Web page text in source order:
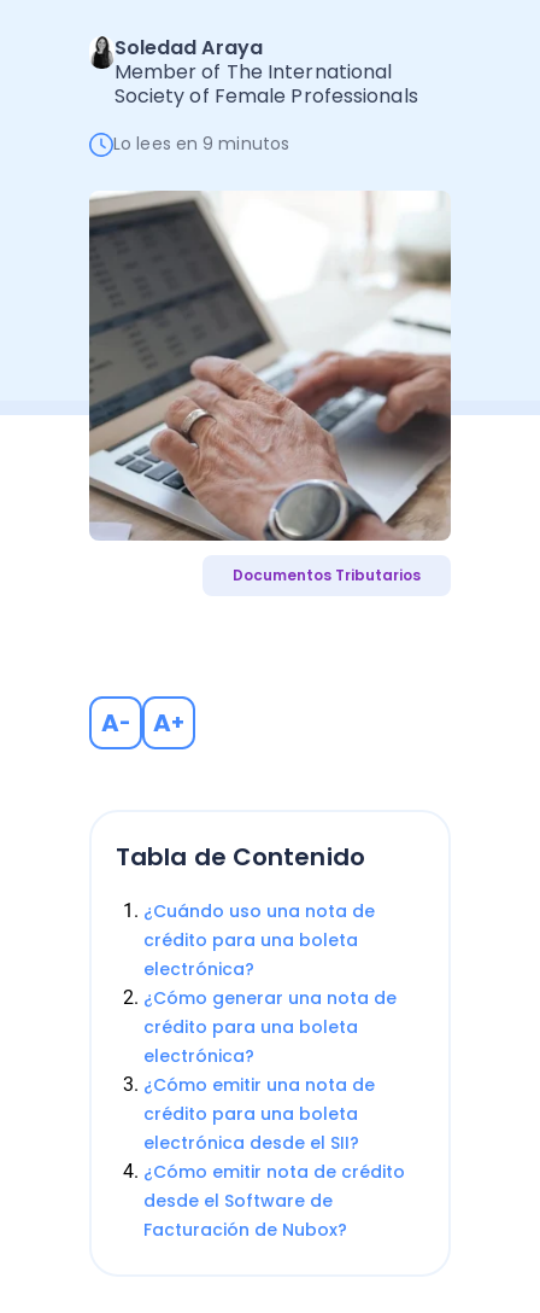
Administración Empresarial
Software Factura y Administración
Autores
Soledad Araya
Member of The International
Society of Female Professionals
Lo lees en 9 minutos
Documentos Tributarios
A- A+
Tabla de Contenido
¿Cuándo uso una nota de
crédito para una boleta
electrónica?
¿Cómo generar una nota de
crédito para una boleta
electrónica?
¿Cómo emitir una nota de
crédito para una boleta
electrónica desde el SII?
¿Cómo emitir nota de crédito
desde el Software de
Facturación de Nubox?